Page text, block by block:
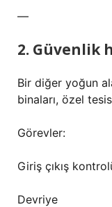
—
2. Güvenlik
Bir diğer yoğun
binaları, özel
Görevler:
Giriş çıkış
Devriye